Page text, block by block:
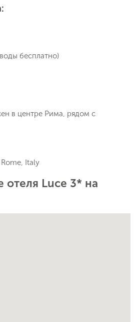
бесплатно)
в центре Рима, рядом с
Italy
отеля Luce 3* на